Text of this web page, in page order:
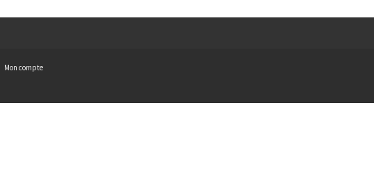
Mon compte